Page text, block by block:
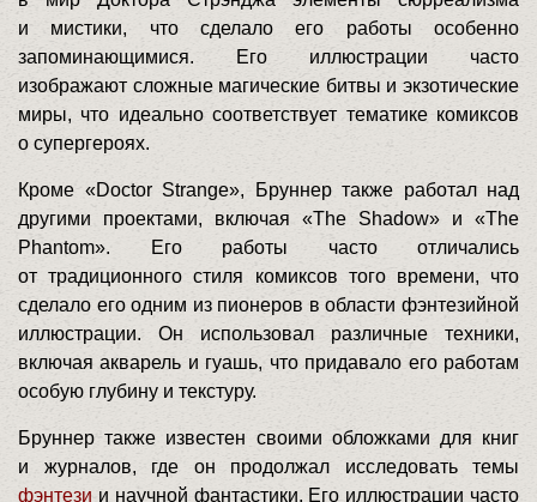
и мистики, что сделало его работы особенно
запоминающимися. Его иллюстрации часто
изображают сложные магические битвы и экзотические
миры, что идеально соответствует тематике комиксов
о супергероях.
Кроме «Doctor Strange», Бруннер также работал над
другими проектами, включая «The Shadow» и «The
Phantom». Его работы часто отличались
от традиционного стиля комиксов того времени, что
сделало его одним из пионеров в области фэнтезийной
иллюстрации. Он использовал различные техники,
включая акварель и гуашь, что придавало его работам
особую глубину и текстуру.
Бруннер также известен своими обложками для книг
и журналов, где он продолжал исследовать темы
фэнтези и научной фантастики. Его иллюстрации часто